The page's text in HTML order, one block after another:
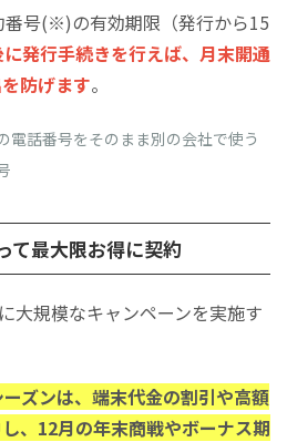
番号(※)の有効期限（発行から15
発行手続きを行えば、月末開通
防げます。
話番号をそのまま別の会社で使う
て最大限お得に契約
大規模なキャンペーンを実施す
ズンは、端末代金の割引や高額
、12月の年末商戦やボーナス期